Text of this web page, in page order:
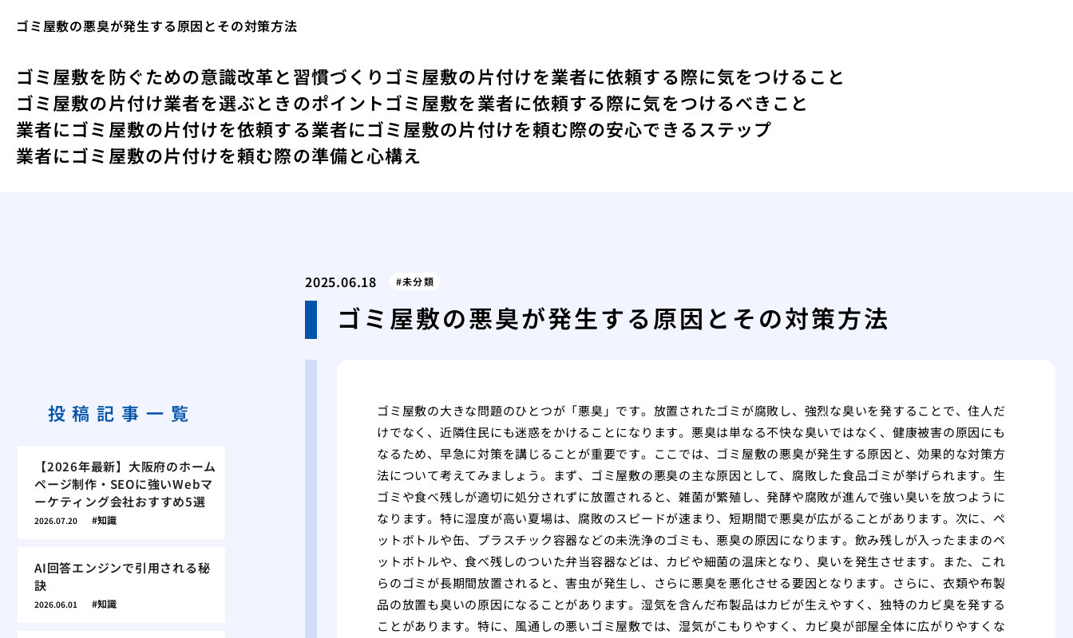
ゴミ屋敷の悪臭が発生する原因とその対策方法
ゴミ屋敷を防ぐための意識改革と習慣づくり ゴミ屋敷の片付けを業者に依頼する際に気をつけること
ゴミ屋敷の片付け業者を選ぶときのポイントゴミ屋敷を業者に依頼する際に気をつけるべきこと
業者にゴミ屋敷の片付けを依頼する業者にゴミ屋敷の片付けを頼む際の安心できるステップ
業者にゴミ屋敷の片付けを頼む際の準備と心構え
2025.06.18 未分類
ゴミ屋敷の悪臭が発生する原因とその対策方法
ゴミ屋敷の大きな問題のひとつが「悪臭」です。放置されたゴミが腐敗し、強烈な臭いを発することで、住人だ
けでなく、近隣住民にも迷惑をかけることになります。悪臭は単なる不快な臭いではなく、健康被害の原因にも
なるため、早急に対策を講じることが重要です。ここでは、ゴミ屋敷の悪臭が発生する原因と、効果的な対策方
法について考えてみましょう。まず、ゴミ屋敷の悪臭の主な原因として、腐敗した食品ゴミが挙げられます。生
ゴミや食べ残しが適切に処分されずに放置されると、雑菌が繁殖し、発酵や腐敗が進んで強い臭いを放つように
なります。特に湿度が高い夏場は、腐敗のスピードが速まり、短期間で悪臭が広がることがあります。次に、ペ
ットボトルや缶、プラスチック容器などの未洗浄のゴミも、悪臭の原因になります。飲み残しが入ったままのペ
ットボトルや、食べ残しのついた弁当容器などは、カビや細菌の温床となり、臭いを発生させます。また、これ
らのゴミが長期間放置されると、害虫が発生し、さらに悪臭を悪化させる要因となります。さらに、衣類や布製
品の放置も臭いの原因になることがあります。湿気を含んだ布製品はカビが生えやすく、独特のカビ臭を発する
ことがあります。特に、風通しの悪いゴミ屋敷では、湿気がこもりやすく、カビ臭が部屋全体に広がりやすくな
投稿記事一覧
【2026年最新】大阪府のホーム
ページ制作・SEOに強いWebマ
ーケティング会社おすすめ5選
2026.07.20 知識
AI回答エンジンで引用される秘
訣
2026.06.01 知識